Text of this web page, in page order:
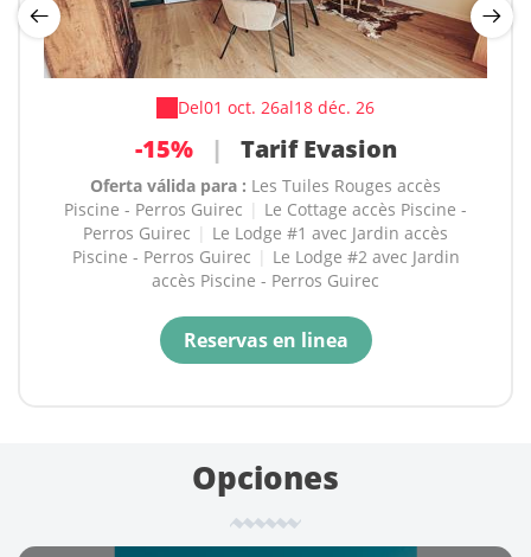
Del01 oct. 26al18 déc. 26
-15% | Tarif Evasion
Oferta válida para : Les Tuiles Rouges accès
Piscine - Perros Guirec
Le Cottage accès Piscine -
Perros Guirec
Le Lodge #1 avec Jardin accès
Piscine - Perros Guirec
Le Lodge #2 avec Jardin
accès Piscine - Perros Guirec
Reservas en linea
Del20 août 26al26 mars 27
| Réduction à la semaine
Oferta válida para : Les Tuiles Rouges accès
Piscine - Perros Guirec
Le Cottage accès Piscine -
Perros Guirec
Le Lodge #1 avec Jardin accès
Piscine - Perros Guirec
Le Lodge #2 avec Jardin
accès Piscine - Perros Guirec | La Villa avec Jardin
Reservas en linea
Opciones